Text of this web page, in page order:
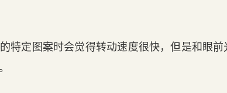
特定图案时会觉得转动速度很快，但是和眼